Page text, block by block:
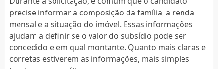
precise informar a composição da família, a renda
mensal e a situação do imóvel. Essas informações
ajudam a definir se o valor do subsídio pode ser
concedido e em qual montante. Quanto mais claras e
corretas estiverem as informações, mais simples